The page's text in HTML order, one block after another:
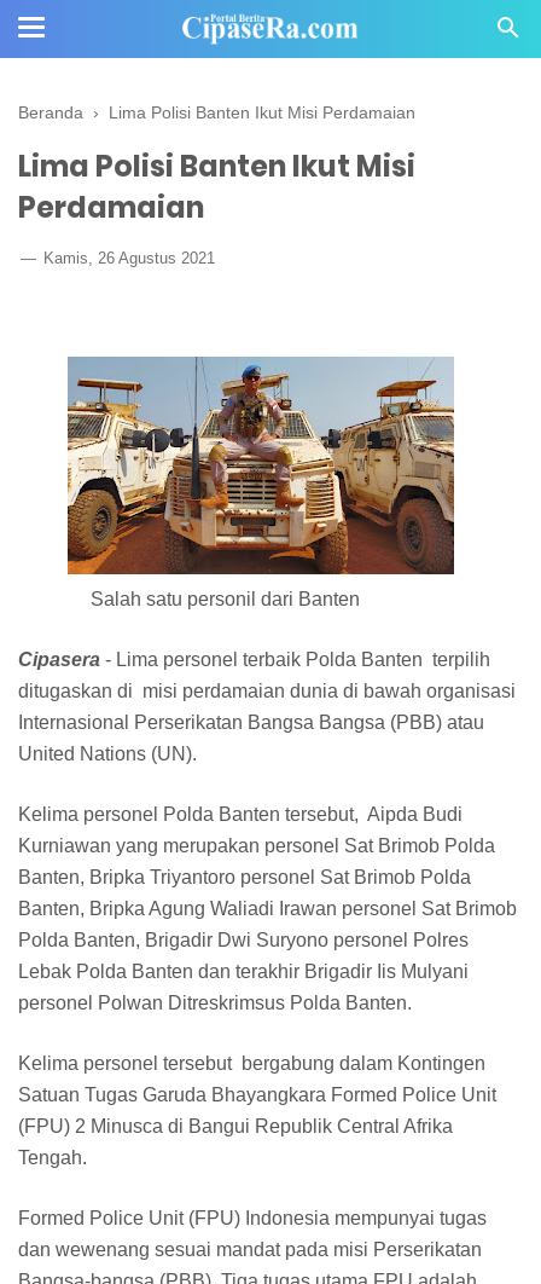
Beranda › Lima Polisi Banten Ikut Misi Perdamaian
Lima Polisi Banten Ikut Misi
Perdamaian
Kamis, 26 Agustus 2021
Salah satu personil dari Banten
Cipasera - Lima personel terbaik Polda Banten terpilih
ditugaskan di misi perdamaian dunia di bawah organisasi
Internasional Perserikatan Bangsa Bangsa (PBB) atau
United Nations (UN).
Kelima personel Polda Banten tersebut, Aipda Budi
Kurniawan yang merupakan personel Sat Brimob Polda
Banten, Bripka Triyantoro personel Sat Brimob Polda
Banten, Bripka Agung Waliadi Irawan personel Sat Brimob
Polda Banten, Brigadir Dwi Suryono personel Polres
Lebak Polda Banten dan terakhir Brigadir Iis Mulyani
personel Polwan Ditreskrimsus Polda Banten.
Kelima personel tersebut bergabung dalam Kontingen
Satuan Tugas Garuda Bhayangkara Formed Police Unit
(FPU) 2 Minusca di Bangui Republik Central Afrika
Tengah.
Formed Police Unit (FPU) Indonesia mempunyai tugas
dan wewenang sesuai mandat pada misi Perserikatan